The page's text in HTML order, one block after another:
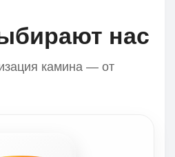
нас
камина — от